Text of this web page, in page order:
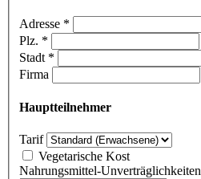
Adresse *
Plz. *
Stadt *
Firma
Hauptteilnehmer
Tarif
Vegetarische Kost
Nahrungsmittel-Unverträglichkeiten